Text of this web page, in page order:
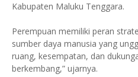
Kabupaten Maluku Tenggara.
Perempuan memiliki peran
sumber daya manusia yang
ruang, kesempatan, dan
berkembang,” ujarnya.